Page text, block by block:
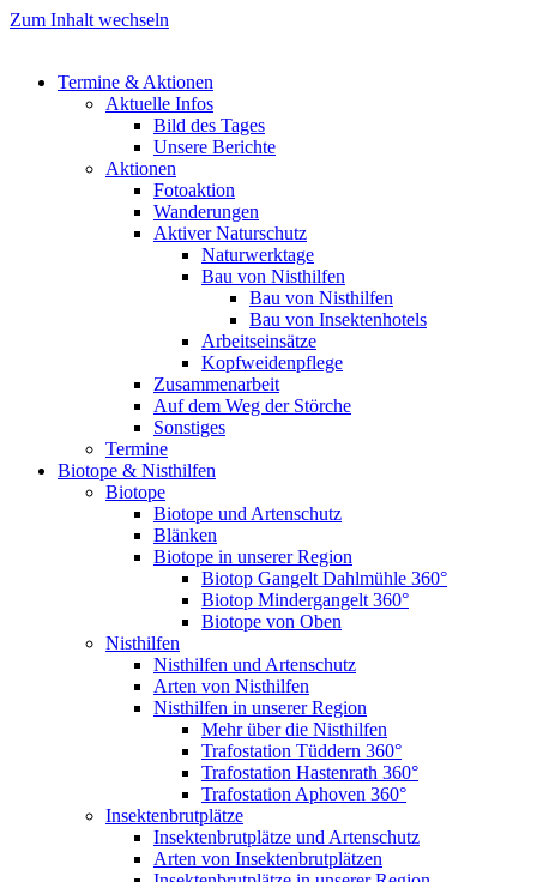
Zum Inhalt wechseln
Termine & Aktionen
Aktuelle Infos
Bild des Tages
Unsere Berichte
Aktionen
Fotoaktion
Wanderungen
Aktiver Naturschutz
Naturwerktage
Bau von Nisthilfen
Bau von Nisthilfen
Bau von Insektenhotels
Arbeitseinsätze
Kopfweidenpflege
Zusammenarbeit
Auf dem Weg der Störche
Sonstiges
Termine
Biotope & Nisthilfen
Biotope
Biotope und Artenschutz
Blänken
Biotope in unserer Region
Biotop Gangelt Dahlmühle 360°
Biotop Mindergangelt 360°
Biotope von Oben
Nisthilfen
Nisthilfen und Artenschutz
Arten von Nisthilfen
Nisthilfen in unserer Region
Mehr über die Nisthilfen
Trafostation Tüddern 360°
Trafostation Hastenrath 360°
Trafostation Aphoven 360°
Insektenbrutplätze
Insektenbrutplätze und Artenschutz
Arten von Insektenbrutplätzen